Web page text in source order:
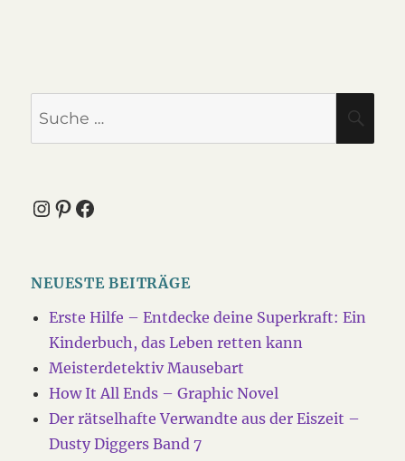
Instagram
Pinterest
Facebook
NEUESTE BEITRÄGE
Erste Hilfe – Entdecke deine Superkraft: Ein
Kinderbuch, das Leben retten kann
Meisterdetektiv Mausebart
How It All Ends – Graphic Novel
Der rätselhafte Verwandte aus der Eiszeit –
Dusty Diggers Band 7